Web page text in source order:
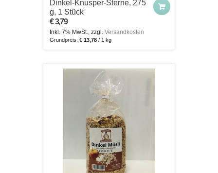
Dinkel-Knusper-Sterne, 275
g, 1 Stück
€ 3,79
Inkl. 7% MwSt., zzgl. Versandkosten
Grundpreis: € 13,78 / 1 kg